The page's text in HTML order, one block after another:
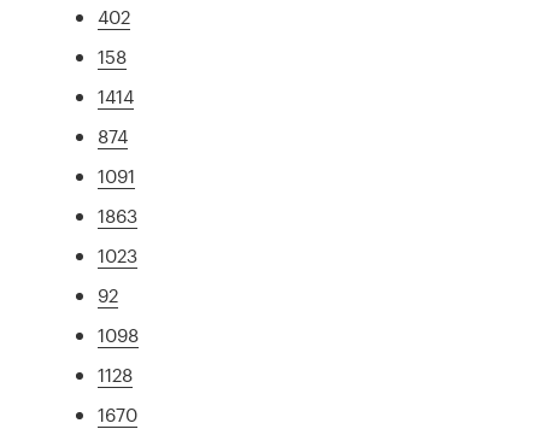
402
158
1414
874
1091
1863
1023
92
1098
1128
1670